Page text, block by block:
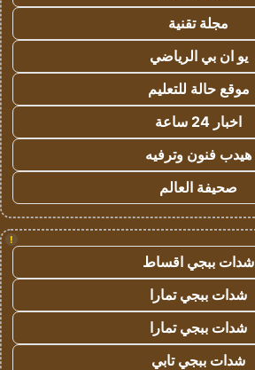
مجلة تقنية
يو ان بي الرياضي
موقع حالة للتعليم
اخبار 24 ساعة
هيدب فنون وترفيه
صحيفة العالم
!
شدات ببجي اقساط
شدات ببجي تمارا
شدات ببجي تمارا
شدات ببجي تابي